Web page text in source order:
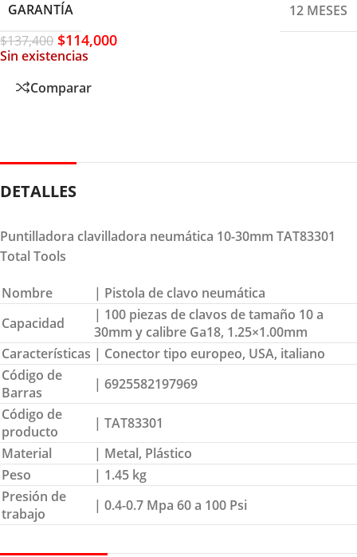
GARANTÍA
12 MESES
$137,400 $114,000
Sin existencias
Comparar
DETALLES
Puntilladora clavilladora neumática 10-30mm TAT83301
Total Tools
Nombre
| Pistola de clavo neumática
Capacidad
| 100 piezas de clavos de tamaño 10 a
30mm y calibre Ga18, 1.25×1.00mm
Características | Conector tipo europeo, USA, italiano
Código de
Barras
| 6925582197969
Código de
producto
| TAT83301
Material
| Metal, Plástico
Peso
| 1.45 kg
Presión de
trabajo
| 0.4-0.7 Mpa 60 a 100 Psi